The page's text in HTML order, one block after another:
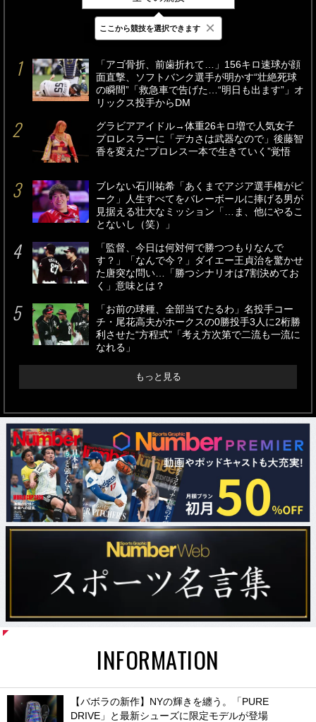
最新 24時間 週間
「アゴ骨折、前歯折れて…」156キロ速球が顔
面直撃、ソフトバンク選手が明かす“壮絶死球
の瞬間”「救急車で告げた…“明日も出ます”」オ
リックス投手からDM
グラビアアイドル→体重26キロ増で人気女子
プロレスラーに「デカさは武器なので」後藤智
香を変えた“プロレス一本で生きていく”覚悟
ブレない石川祐希「あくまでアジア選手権がピ
ーク」人生すべてをバレーボールに捧げる男が
見据える壮大なミッション「…ま、他にやるこ
とないし（笑）」
「監督、今日は何対何で勝つつもりなんで
す？」「なんで今？」ダイエー王貞治を驚かせ
た唐突な問い…「勝つシナリオは7割決めてお
く」意味とは？
「お前の球種、全部当てたるわ」名投手コー
チ・尾花高夫がホークスの0勝投手3人に2桁勝
利させた“方程式”「考え方次第で二流も一流に
なれる」
もっと見る
INFORMATION
【バボラの新作】NYの輝きを纏う。「PURE
DRIVE」と最新シューズに限定モデルが登場
ここから競技を選択できます ×